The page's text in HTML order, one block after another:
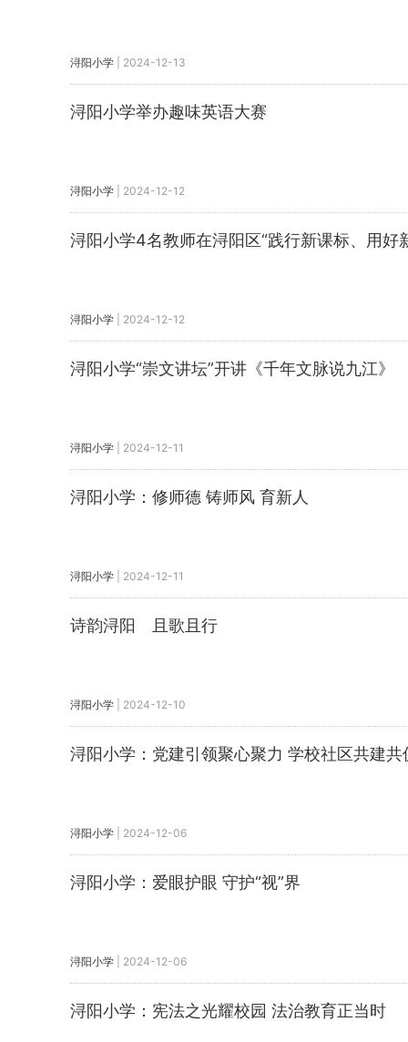
浔阳小学 2024-12-13
浔阳小学举办趣味英语大赛
浔阳小学 2024-12-12
浔阳小学4名教师在浔阳区“践行新课标、用好
浔阳小学 2024-12-12
浔阳小学“崇文讲坛”开讲《千年文脉说九江》
浔阳小学 2024-12-11
浔阳小学：修师德 铸师风 育新人
浔阳小学 2024-12-11
诗韵浔阳 且歌且行
浔阳小学 2024-12-10
浔阳小学：党建引领聚心聚力 学校社区共建共
浔阳小学 2024-12-06
浔阳小学：爱眼护眼 守护“视”界
浔阳小学 2024-12-06
浔阳小学：宪法之光耀校园 法治教育正当时